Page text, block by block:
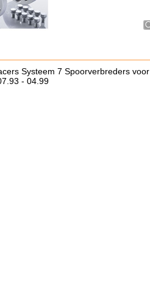
Systeem 7 Spoorverbreders voor
- 04.99